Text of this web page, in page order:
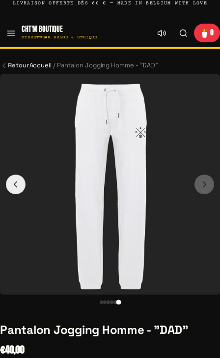
LIVRAISON OFFERTE DÈS 60 € — MADE IN BELGIUM WITH LOVE
CHT'M BOUTIQUE
STREETWEAR BELGE & ETHIQUE 0
RetourAccueil/ Pantalon Jogging Homme - "DAD"
Pantalon Jogging Homme - "DAD"
€40,00